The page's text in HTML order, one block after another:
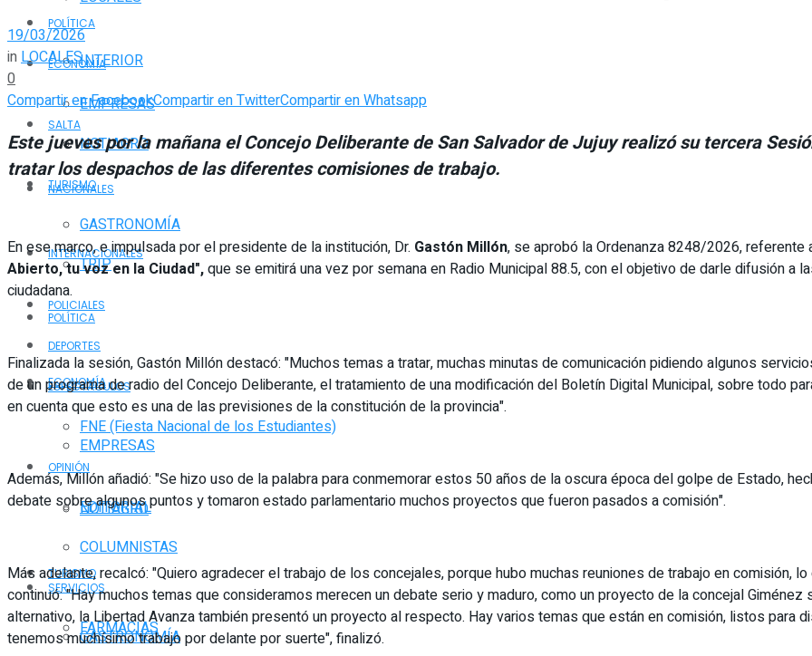
POLÍTICA
ECONOMÍA
EMPRESAS
NOTIAGRO
TURISMO
GASTRONOMÍA
TRIP
POLICIALES
DEPORTES
ESPECTÁCULOS
FNE (Fiesta Nacional de los Estudiantes)
OPINIÓN
EDITORIAL
COLUMNISTAS
SERVICIOS
FARMACIAS
INTERIOR
SALTA
NACIONALES
INTERNACIONALES
POLÍTICA
ECONOMÍA
EMPRESAS
NOTIAGRO
TURISMO
GASTRONOMÍA
19/03/2026
inLOCALES
0
Compartir en FacebookCompartir en TwitterCompartir en Whatsapp
Este jueves por la mañana el Concejo Deliberante de San Salvador de Jujuy realizó su tercera
tratar los despachos de las diferentes comisiones de trabajo.
En ese marco, e impulsada por el presidente de la institución, Dr. Gastón Millón, se aprobó la Ordenanza 8248/2026,
Abierto, tu voz en la Ciudad",que se emitirá una vez por semana en Radio Municipal 88.5, con el objetivo de darle difusión a
ciudadana.
Finalizada la sesión, Gastón Millón destacó: "Muchos temas a tratar, muchas minutas de comunicación pidiendo algunos
de un programa de radio del Concejo Deliberante, el tratamiento de una modificación del Boletín Digital Municipal, sobre todo
en cuenta que esto es una de las previsiones de la constitución de la provincia".
Además, Millón añadió: "Se hizo uso de la palabra para conmemorar estos 50 años de la oscura época del golpe de Estado,
debate sobre algunos puntos y tomaron estado parlamentario muchos proyectos que fueron pasados a comisión".
Más adelante, recalcó: "Quiero agradecer el trabajo de los concejales, porque hubo muchas reuniones de trabajo en comisión,
continuó: "Hay muchos temas que consideramos merecen un debate serio y maduro, como un proyecto de la concejal
alternativo, la Libertad Avanza también presentó un proyecto al respecto. Hay varios temas que están en comisión, listos para
tenemos muchísimo trabajo por delante por suerte", finalizó.